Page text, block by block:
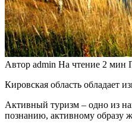
Автор admin На чтение 2 мин
Кировская область обладает
Активный туризм – одно из
познанию, активному образу